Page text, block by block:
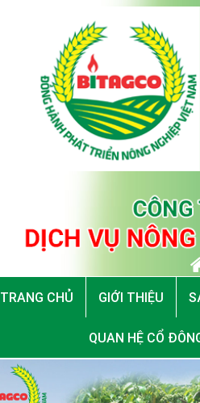
TRANG CHỦ GIỚI THIỆU
QUAN HỆ CỔ